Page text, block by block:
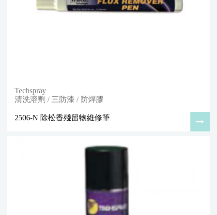
Techspray
清洗溶劑 / 三防漆 / 防焊膠
2506-N 除松香殘留物維修筆